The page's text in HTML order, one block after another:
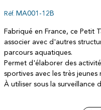
Réf. MA001-12B
Fabriqué en France, ce Petit
associer avec d'autres
parcours aquatiques.
Permet d'élaborer des
sportives avec les très jeunes
À utiliser sous la surveillance